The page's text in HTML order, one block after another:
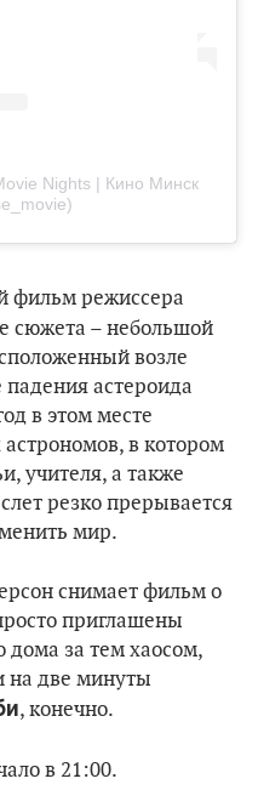
Nights | Кино Минск
фильм режиссера
сюжета – небольшой
возле
падения астероида
в этом месте
в котором
учителя, а также
резко прерывается
мир.
снимает фильм о
приглашены
дома за тем хаосом,
на две минуты
, конечно.
в 21:00.